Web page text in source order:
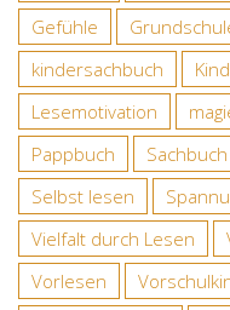
Gefühle
kindersachbuch
Lesemotivation
Pappbuch
Sachbuch
Selbst lesen
Vielfalt durch Lesen
Vorlesen